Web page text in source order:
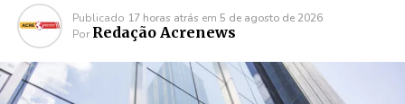
Publicado 17 horas atrás em 5 de agosto de 2026
Por Redação Acrenews